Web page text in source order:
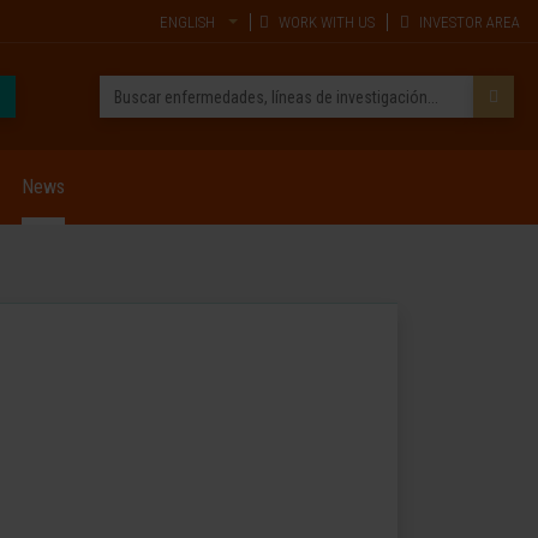
ENGLISH WORK WITH US INVESTOR AREA
News